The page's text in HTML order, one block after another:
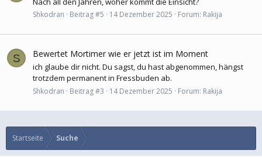
Shkodran Beitrag #5 14 Dezember 2025 Forum: Rakija
S Bewertet Mortimer wie er jetzt ist im Moment
ich glaube dir nicht. Du sagst, du hast abgenommen, hängst
trotzdem permanent in Fressbuden ab.
Shkodran Beitrag #3 14 Dezember 2025 Forum: Rakija
Startseite Suche